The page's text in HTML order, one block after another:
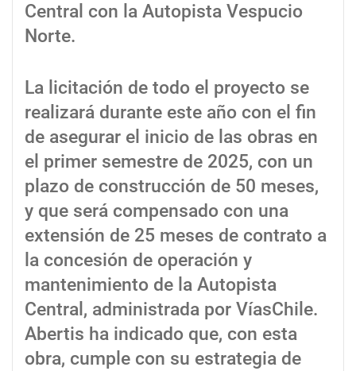
Central con la Autopista Vespucio
Norte.
La licitación de todo el proyecto se
realizará durante este año con el fin
de asegurar el inicio de las obras en
el primer semestre de 2025, con un
plazo de construcción de 50 meses,
y que será compensado con una
extensión de 25 meses de contrato a
la concesión de operación y
mantenimiento de la Autopista
Central, administrada por VíasChile.
Abertis ha indicado que, con esta
obra, cumple con su estrategia de